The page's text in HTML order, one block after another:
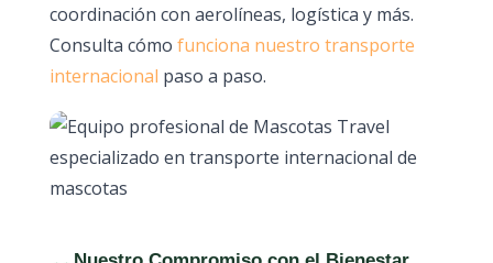
coordinación con aerolíneas, logística y más.
Consulta cómo funciona nuestro transporte
internacional paso a paso.